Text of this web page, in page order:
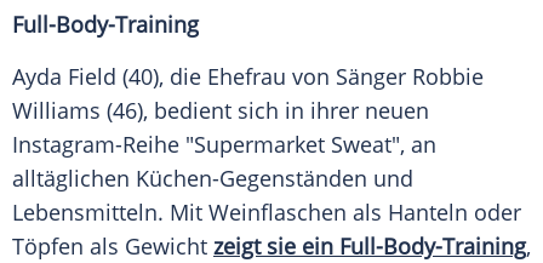
Full-Body-Training
Ayda Field (40), die Ehefrau von Sänger Robbie
Williams (46), bedient sich in ihrer neuen
Instagram-Reihe "Supermarket Sweat", an
alltäglichen Küchen-Gegenständen und
Lebensmitteln. Mit Weinflaschen als Hanteln oder
Töpfen als Gewicht zeigt sie ein Full-Body-Training,